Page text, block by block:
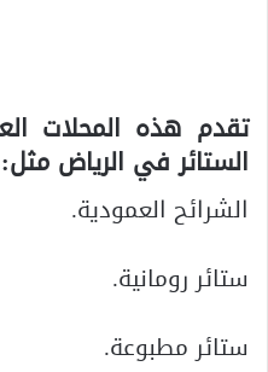
تقدم هذه المحلات
الستائر في الرياض مثل:
الشرائح العمودية.
ستائر رومانية.
ستائر مطبوعة.